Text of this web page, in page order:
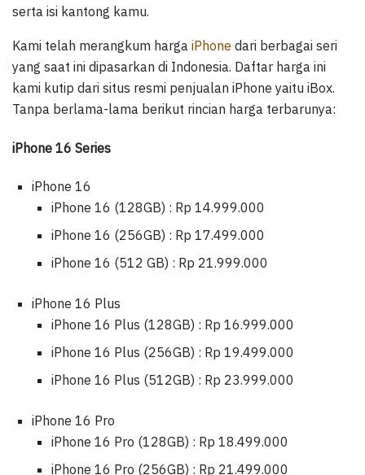
serta isi kantong kamu.
Kami telah merangkum harga iPhone dari berbagai seri
yang saat ini dipasarkan di Indonesia. Daftar harga ini
kami kutip dari situs resmi penjualan iPhone yaitu iBox.
Tanpa berlama-lama berikut rincian harga terbarunya:
iPhone 16 Series
iPhone 16
iPhone 16 (128GB) : Rp 14.999.000
iPhone 16 (256GB) : Rp 17.499.000
iPhone 16 (512 GB) : Rp 21.999.000
iPhone 16 Plus
iPhone 16 Plus (128GB) : Rp 16.999.000
iPhone 16 Plus (256GB) : Rp 19.499.000
iPhone 16 Plus (512GB) : Rp 23.999.000
iPhone 16 Pro
iPhone 16 Pro (128GB) : Rp 18.499.000
iPhone 16 Pro (256GB) : Rp 21.499.000